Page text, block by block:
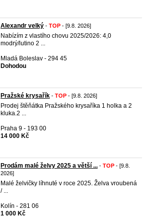
Alexandr velký - TOP - [9.8. 2026]
Nabízím z vlastího chovu 2025/2026: 4,0
modrý/lutino 2 ...
Mladá Boleslav - 294 45
Dohodou
Pražské krysařík - TOP - [9.8. 2026]
Prodej štěňátka Pražského krysaříka 1 holka a 2
kluka.2 ...
Praha 9 - 193 00
14 000 Kč
Prodám malé želvy 2025 a větší ... - TOP - [9.8.
2026]
Malé želvičky líhnuté v roce 2025. Želva vroubená
/ ...
Kolín - 281 06
1 000 Kč